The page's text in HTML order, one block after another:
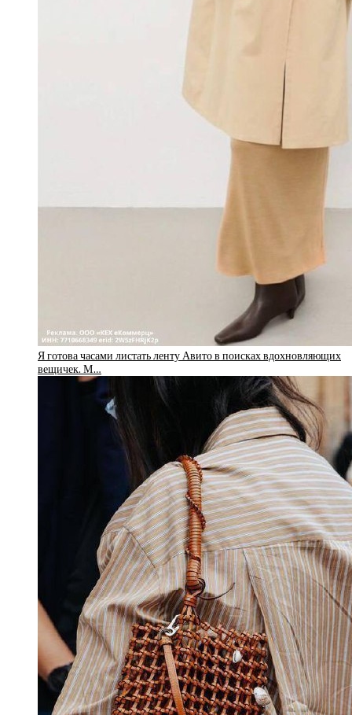
Я готова часами листать ленту Авито в поисках вдохновляющих
вещичек. М…